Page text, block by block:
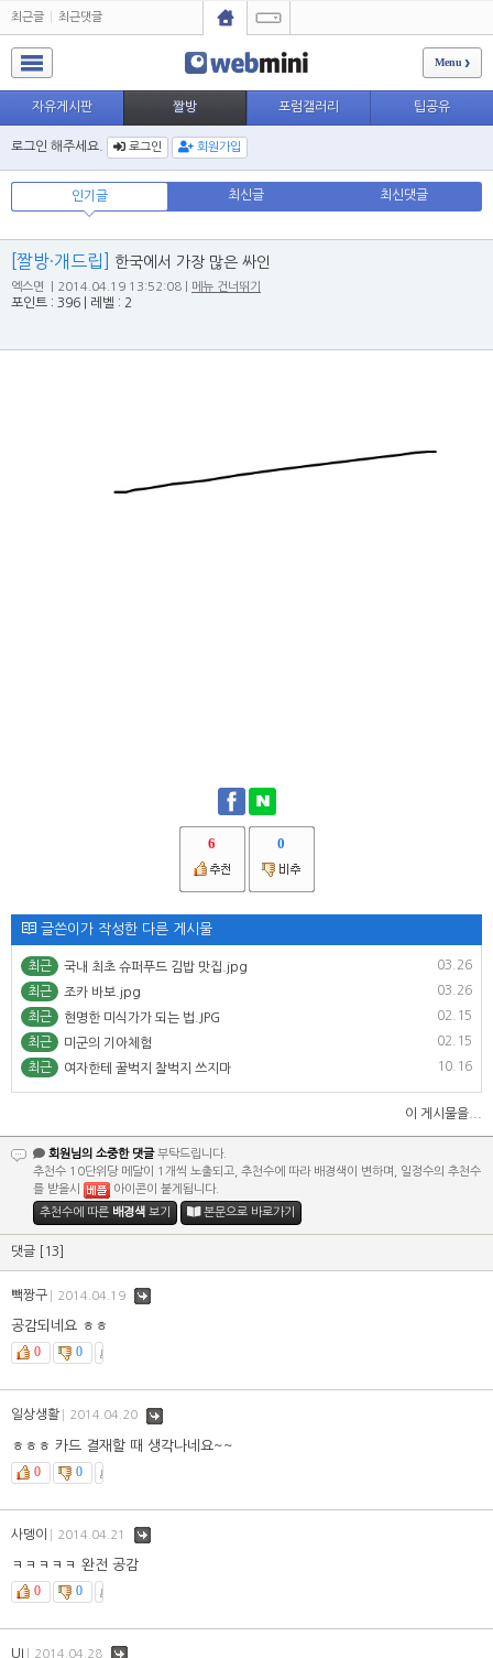
최근글 최근댓글
Menu
자유게시판 짤방 포럼갤러리 팁공유
로그인 해주세요. 로그인 회원가입
인기글 최신글 최신댓글
[짤방·개드립] 한국에서 가장 많은 싸인
엑스면 | 2014.04.19 13:52:08 | 메뉴 건너뛰기
포인트 : 396 레벨 : 2
6 0
글쓴이가 작성한 다른 게시물
최근 국내 최초 슈퍼푸드 김밥 맛집.jpg
03.26
최근
조카 바보.jpg
03.26
최근
현명한 미식가가 되는 법.JPG
02.15
최근
미군의 기아체험
02.15
최근
여자한테 꿀벅지 찰벅지 쓰지마 10.16
이 게시물을...
회원님의 소중한 댓글부탁드립니다.
추천수 10단위당 메달이 1개씩 노출되고, 추천수에 따라 배경색이 변하며, 일정수의 추천수
를 받을시
아이콘이 붙게됩니다.
추천수에 따른 배경색 보기 본문으로 바로가기
댓글 [13]
빽짱구 2014.04.19
공감되네요 ㅎㅎ
0 0
일상생활 2014.04.20
ㅎㅎㅎ 카드 결재할 때 생각나네요~~
0 0
사뎅이 2014.04.21
ㅋㅋㅋㅋㅋ 완전 공감
0 0
UI 2014.04.28